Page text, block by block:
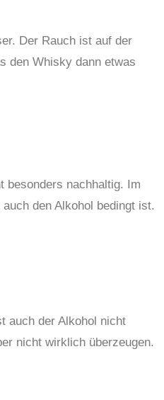
Der Rauch ist auf der
den Whisky dann etwas
besonders nachhaltig. Im
den Alkohol bedingt ist.
auch der Alkohol nicht
nicht wirklich überzeugen.